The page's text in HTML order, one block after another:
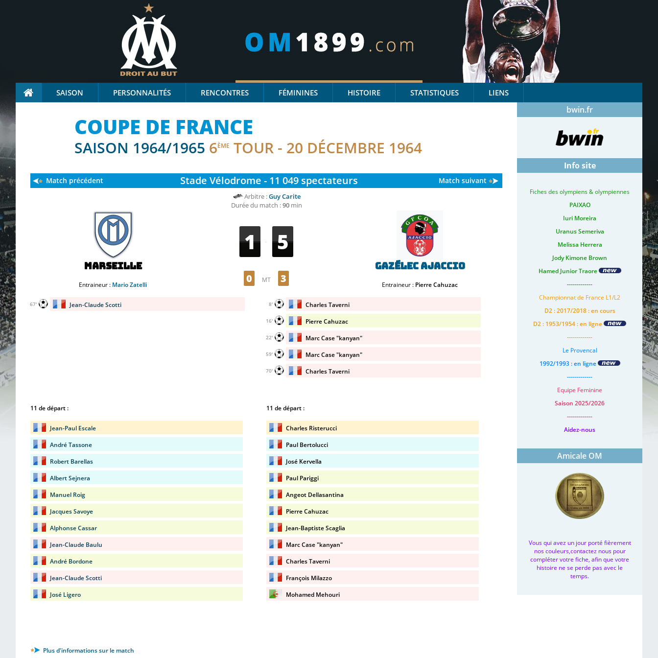
SAISON PERSONNALITÉS RENCONTRES FÉMININES HISTOIRE STATISTIQUES LIENS
COUPE DE FRANCE
SAISON 1964/1965 6ÈME TOUR - 20 DÉCEMBRE 1964
Stade Vélodrome - 11 049 spectateurs
Match précédent Match suivant
Arbitre :Guy Carite
Durée du match :90min
Marseille
Entraineur : Mario Zatelli
1 - 5
0 MT 3
Gazélec Ajaccio
Entraineur : Pierre Cahuzac
Jean-Claude Scotti
67' Charles Taverni
8'
Pierre Cahuzac
16'
Marc Case "kanyan"
22'
Marc Case "kanyan"
59'
Charles Taverni
70'
11 de départ :
Jean-Paul Escale
André Tassone
Robert Barellas
Albert Sejnera
Manuel Roig
Jacques Savoye
Alphonse Cassar
Jean-Claude Baulu
André Bordone
Jean-Claude Scotti
José Ligero
11 de départ :
Charles Risterucci
Paul Bertolucci
José Kervella
Paul Pariggi
Angeot Dellasantina
Pierre Cahuzac
Jean-Baptiste Scaglia
Marc Case "kanyan"
Charles Taverni
François Milazzo
Mohamed Mehouri
Plus d'informations sur le match
bwin.fr
Info site
Fiches des olympiens & olympiennes
PAIXAO
Iuri Moreira
Uranus Semeriva
Melissa Herrera
Jody Kimone Brown
Hamed Junior Traore
-------------
Championnat de France L1/L2
D2 : 2017/2018 : en cours
D2 : 1953/1954 : en ligne
-------------
Le Provencal
1992/1993 : en ligne
-------------
Equipe Feminine
Saison 2025/2026
-------------
Aidez-nous
Amicale OM
Vous qui avez un jour porté fièrement
nos couleurs,contactez nous pour
compléter votre fiche, afin que votre
histoire ne se perde pas avec le
temps.